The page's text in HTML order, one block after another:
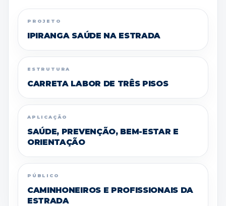
PROJETO
IPIRANGA SAÚDE NA ESTRADA
ESTRUTURA
CARRETA LABOR DE TRÊS PISOS
APLICAÇÃO
SAÚDE, PREVENÇÃO, BEM-ESTAR E
ORIENTAÇÃO
PÚBLICO
CAMINHONEIROS E PROFISSIONAIS DA
ESTRADA